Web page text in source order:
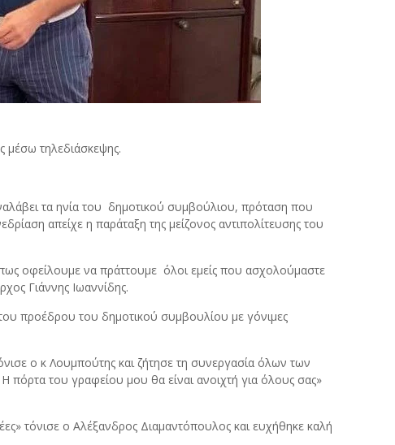
μέσω τηλεδιάσκεψης.
τα ηνία του δημοτικού συμβούλιου, πρόταση που
απείχε η παράταξη της μείζονος αντιπολίτευσης του
οφείλουμε να πράττουμε όλοι εμείς που ασχολούμαστε
Γιάννης Ιωαννίδης.
προέδρου του δημοτικού συμβουλίου με γόνιμες
ο κ Λουμπούτης και ζήτησε τη συνεργασία όλων των
του γραφείου μου θα είναι ανοιχτή για όλους σας»
τόνισε ο Αλέξανδρος Διαμαντόπουλος και ευχήθηκε καλή